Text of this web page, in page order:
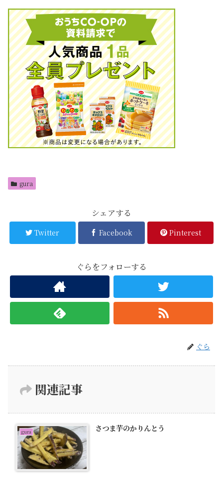
gura
シェアする
Twitter Facebook Pinterest
ぐらをフォローする
ぐら
関連記事
gura さつま芋のかりんとう